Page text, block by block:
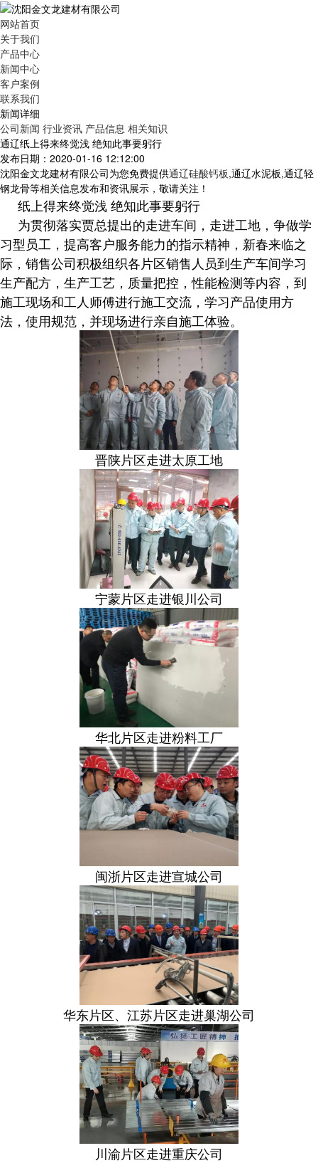
网站首页
关于我们
产品中心
新闻中心
客户案例
联系我们
新闻详细
公司新闻 行业资讯 产品信息 相关知识
通辽纸上得来终觉浅 绝知此事要躬行
发布日期：2020-01-16 12:12:00
沈阳金文龙建材有限公司为您免费提供通辽硅酸钙板,通辽水泥板,通辽轻
钢龙骨等相关信息发布和资讯展示，敬请关注！
纸上得来终觉浅 绝知此事要躬行
为贯彻落实贾总提出的走进车间，走进工地，争做学
习型员工，提高客户服务能力的指示精神，新春来临之
际，销售公司积极组织各片区销售人员到生产车间学习
生产配方，生产工艺，质量把控，性能检测等内容，到
施工现场和工人师傅进行施工交流，学习产品使用方
法，使用规范，并现场进行亲自施工体验。
晋陕片区走进太原工地
宁蒙片区走进银川公司
华北片区走进粉料工厂
闽浙片区走进宣城公司
华东片区、江苏片区走进巢湖公司
川渝片区走进重庆公司